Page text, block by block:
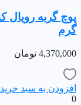
گرم
4,370,000 تومان
افزودن به سبد خرید
0